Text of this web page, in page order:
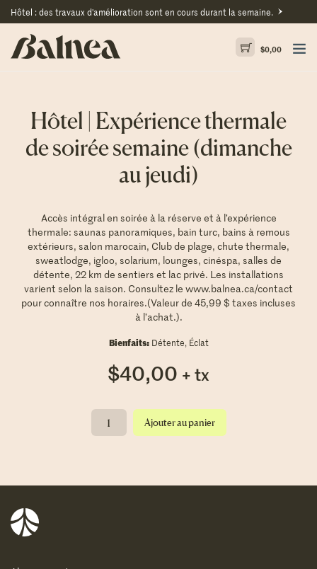
Hôtel : des travaux d'amélioration sont en cours durant la semaine.
$0,00
Hôtel | Expérience thermale
de soirée semaine (dimanche
au jeudi)
Accès intégral en soirée à la réserve et à l’expérience
thermale: saunas panoramiques, bain turc, bains à remous
extérieurs, salon marocain, Club de plage, chute thermale,
sweatlodge, igloo, solarium, lounges, cinéspa, salles de
détente, 22 km de sentiers et lac privé. Les installations
varient selon la saison. Consultez le www.balnea.ca/contact
pour connaître nos horaires.(Valeur de 45,99 $ taxes incluses
à l’achat.).
Bienfaits:Détente, Éclat
$40,00 + tx
quantité
de
Expérience
Ajouter au panier
Balnea